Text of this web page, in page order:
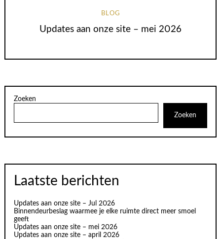
BLOG
Updates aan onze site – mei 2026
Zoeken
Zoeken
Laatste berichten
Updates aan onze site – Jul 2026
Binnendeurbeslag waarmee je elke ruimte direct meer smoel
geeft
Updates aan onze site – mei 2026
Updates aan onze site – april 2026